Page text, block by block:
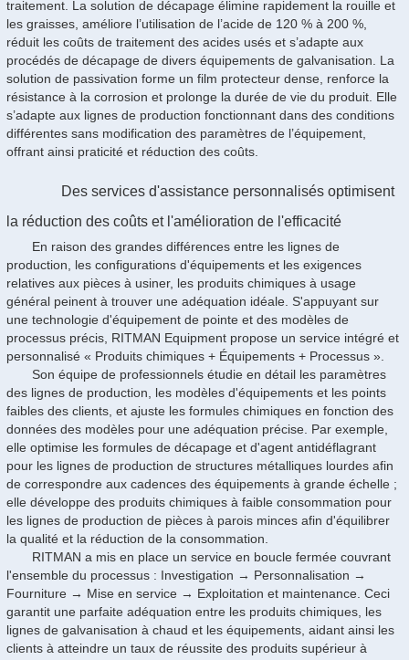
traitement. La solution de décapage élimine rapidement la rouille et
les graisses, améliore l’utilisation de l’acide de 120 % à 200 %,
réduit les coûts de traitement des acides usés et s’adapte aux
procédés de décapage de divers équipements de galvanisation. La
solution de passivation forme un film protecteur dense, renforce la
résistance à la corrosion et prolonge la durée de vie du produit. Elle
s’adapte aux lignes de production fonctionnant dans des conditions
différentes sans modification des paramètres de l’équipement,
offrant ainsi praticité et réduction des coûts.
Des services d'assistance personnalisés optimisent
la réduction des coûts et l'amélioration de l'efficacité
En raison des grandes différences entre les lignes de
production, les configurations d'équipements et les exigences
relatives aux pièces à usiner, les produits chimiques à usage
général peinent à trouver une adéquation idéale. S'appuyant sur
une technologie d'équipement de pointe et des modèles de
processus précis, RITMAN Equipment propose un service intégré et
personnalisé « Produits chimiques + Équipements + Processus ».
Son équipe de professionnels étudie en détail les paramètres
des lignes de production, les modèles d'équipements et les points
faibles des clients, et ajuste les formules chimiques en fonction des
données des modèles pour une adéquation précise. Par exemple,
elle optimise les formules de décapage et d'agent antidéflagrant
pour les lignes de production de structures métalliques lourdes afin
de correspondre aux cadences des équipements à grande échelle ;
elle développe des produits chimiques à faible consommation pour
les lignes de production de pièces à parois minces afin d'équilibrer
la qualité et la réduction de la consommation.
RITMAN a mis en place un service en boucle fermée couvrant
l'ensemble du processus : Investigation → Personnalisation →
Fourniture → Mise en service → Exploitation et maintenance. Ceci
garantit une parfaite adéquation entre les produits chimiques, les
lignes de galvanisation à chaud et les équipements, aidant ainsi les
clients à atteindre un taux de réussite des produits supérieur à